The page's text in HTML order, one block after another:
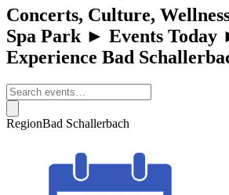
Concerts, Culture,
Spa Park ► Events Today
Experience Bad
RegionBad Schallerbach